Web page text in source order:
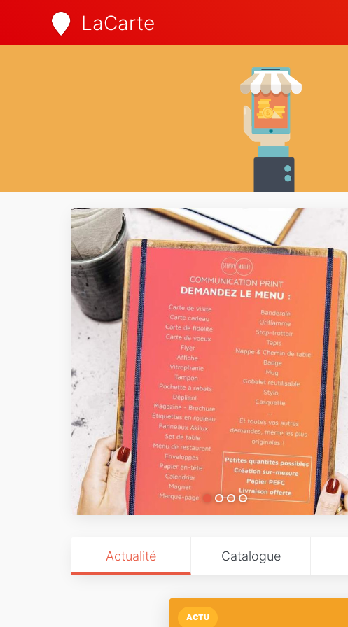
LaCarte
Actualité Catalogue
ACTU